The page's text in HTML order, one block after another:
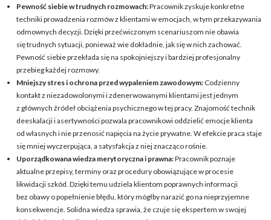
Pewność siebie w trudnych rozmowach:Pracownik zyskuje konkretne
techniki prowadzenia rozmów z klientami w emocjach, w tym przekazywania
odmownych decyzji. Dzięki przećwiczonym scenariuszom nie obawia
się trudnych sytuacji, ponieważ wie dokładnie, jak się w nich zachować.
Pewność siebie przekłada się na spokojniejszy i bardziej profesjonalny
przebieg każdej rozmowy.
Mniejszy stres i ochrona przed wypaleniem zawodowym: Codzienny
kontakt z niezadowolonymi i zdenerwowanymi klientami jest jednym
z głównych źródeł obciążenia psychicznego w tej pracy. Znajomość technik
deeskalacji i asertywności pozwala pracownikowi oddzielić emocje klienta
od własnych i nie przenosić napięcia na życie prywatne. W efekcie praca staje
się mniej wyczerpująca, a satysfakcja z niej znacząco rośnie.
Uporządkowana wiedza merytoryczna i prawna:Pracownik poznaje
aktualne przepisy, terminy oraz procedury obowiązujące w procesie
likwidacji szkód. Dzięki temu udziela klientom poprawnych informacji
bez obawy o popełnienie błędu, który mógłby narazić go na nieprzyjemne
konsekwencje. Solidna wiedza sprawia, że czuje się ekspertem w swojej